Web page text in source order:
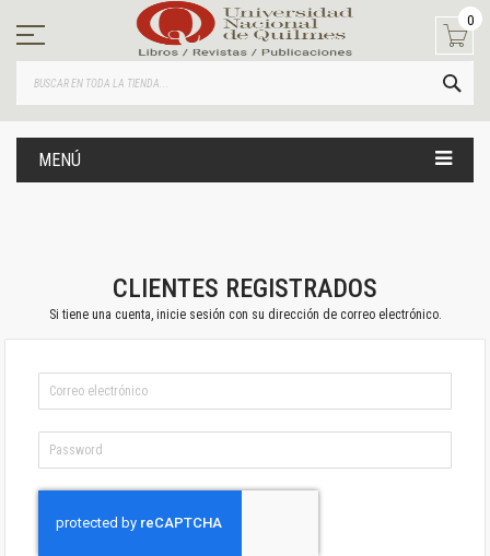
contenido
0
MENÚ
CLIENTES REGISTRADOS
Si tiene una cuenta, inicie sesión con su dirección de correo electrónico.